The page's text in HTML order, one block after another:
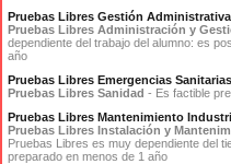
Pruebas Libres Gestión Administrativa
Pruebas Libres Administración y
dependiente del trabajo del alumno: es
año
Pruebas Libres Emergencias Sanitarias
Pruebas Libres Sanidad - Es factible
Pruebas Libres Mantenimiento
Pruebas Libres Instalación y
Pruebas Libres es muy dependiente del
preparado en menos de 1 año